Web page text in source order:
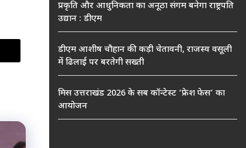
प्रकृति और आधुनिकता का अनूठा संगम बनेगा राष्ट्रपति
उद्यान : डीएम
डीएम आशीष चौहान की कड़ी चेतावनी, राजस्व वसूली
में ढिलाई पर बरतेगी सख्ती
मिस उत्तराखंड 2026 के सब कॉन्टेस्ट ‘फ्रेश फेस’ का
आयोजन